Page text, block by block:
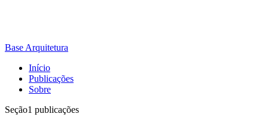
Base Arquitetura
Início
Publicações
Sobre
Seção1 publicações